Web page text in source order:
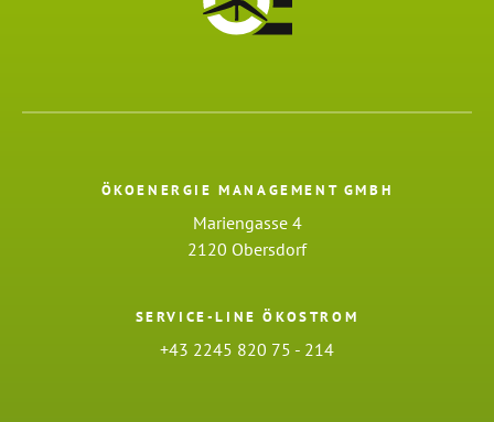
ÖKOENERGIE MANAGEMENT GMBH
Mariengasse 4
2120 Obersdorf
SERVICE-LINE ÖKOSTROM
+43 2245 820 75 - 214